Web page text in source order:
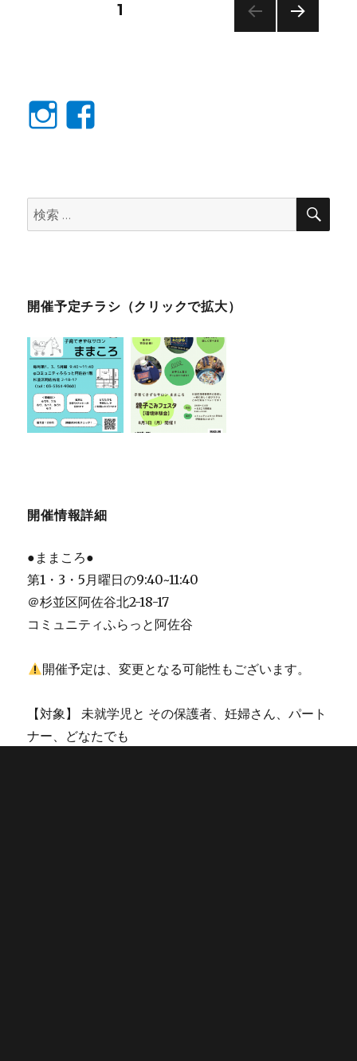
ペ
ジ
固定ページ1
Instagram
検
索:
検
開催予定チラシ（クリックで拡大）
開催情報詳細
●ままころ●
第1・3・5月曜日の9:40~11:40
＠杉並区阿佐谷北2-18-17
コミュニティふらっと阿佐谷
開催予定は、変更となる可能性もございます。
【対象】 未就学児と その保護者、妊婦さん、パート
ナー、どなたでも